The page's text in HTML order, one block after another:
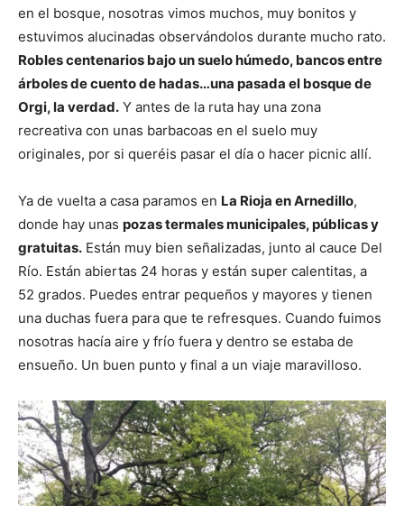
en el bosque, nosotras vimos muchos, muy bonitos y
estuvimos alucinadas observándolos durante mucho rato.
Robles centenarios bajo un suelo húmedo, bancos entre
árboles de cuento de hadas…una pasada el bosque de
Orgi, la verdad. Y antes de la ruta hay una zona
recreativa con unas barbacoas en el suelo muy
originales, por si queréis pasar el día o hacer picnic allí.
Ya de vuelta a casa paramos en La Rioja en Arnedillo,
donde hay unas pozas termales municipales, públicas y
gratuitas. Están muy bien señalizadas, junto al cauce Del
Río. Están abiertas 24 horas y están super calentitas, a
52 grados. Puedes entrar pequeños y mayores y tienen
una duchas fuera para que te refresques. Cuando fuimos
nosotras hacía aire y frío fuera y dentro se estaba de
ensueño. Un buen punto y final a un viaje maravilloso.